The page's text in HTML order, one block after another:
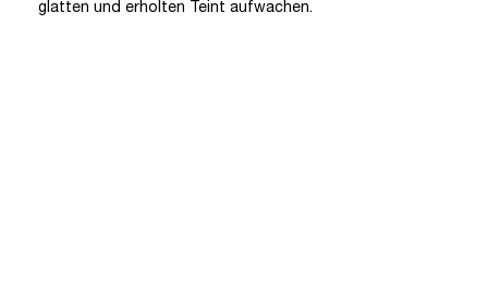
glatten und erholten Teint aufwachen.